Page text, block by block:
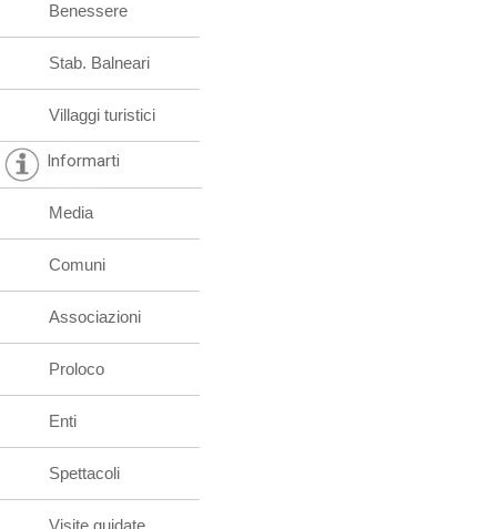
Benessere
Stab. Balneari
Villaggi turistici
Informarti
Media
Comuni
Associazioni
Proloco
Enti
Spettacoli
Visite guidate